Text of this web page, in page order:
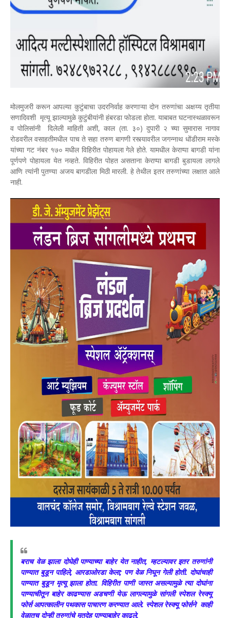
मोलमुजरी करून आपल्या कुटुंबाचा उदरनिर्वाह करणाऱ्या दोन तरुणांचा अक्षय्य तृतीया
सणादिवशी मृत्यू झाल्यामुळे कुटुंबीयांनी हंबरडा फोडला होता. याबाबत घटनास्थळावरून
व पोलिसांनी दिलेली माहिती अशी, काल (ता. ३०) दुपारी २ च्या सुमारास नागाव
रोडवरील वसाहतीमधील पाच ते सहा तरुण बागणी रस्त्यावरील जगन्नाथ धोंडीराम मस्के
यांच्या गट नंबर १७० मधील विहिरीत पोहायला गेले होते. यामधील केराप्पा बागडी यांना
पूर्णपणे पोहायला येत नव्हते. विहिरीत पोहत असताना केराप्पा बागडी बुडायला लागले
आणि त्यांनी पुतण्या अजय बागडीला मिठी मारली. हे तेथील इतर तरुणांच्या लक्षात आले
नाही.
बराच वेळ झाला दोघेही पाण्याच्या बाहेर येत नाहीत, म्हटल्यावर इतर तरुणांनी
पाण्यात बुडून पाहिले, आरडाओरडा केला; पण वेळ निघून गेली होती. दोघांचाही
पाण्यात बुडून मृत्यू झाला होता. विहिरीत पाणी जास्त असल्यामुळे त्या दोघांना
पाण्याचीतून बाहेर काढण्यास अडचणी येऊ लागल्यामुळे सांगली स्पेशल रेस्क्यू
फोर्स आपत्कालीन पथकास पाचारण करण्यात आले. स्पेशल रेस्क्यू फोर्सने काही
वेळातच दोन्ही तरुणांचे मृतदेह पाण्याबाहेर काढले.